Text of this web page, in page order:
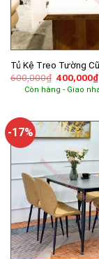
Tủ Kệ Treo Tường Cũ
600,000₫ Giá
gốc
là:
400,000₫
Còn hàng - Giao
-17%